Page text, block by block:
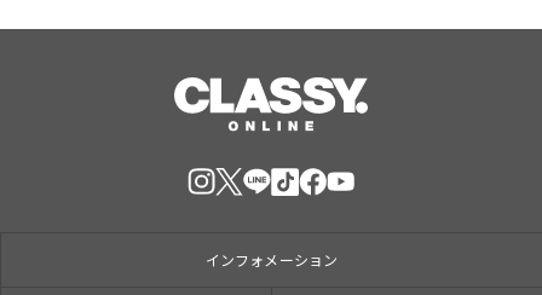
インフォメーション